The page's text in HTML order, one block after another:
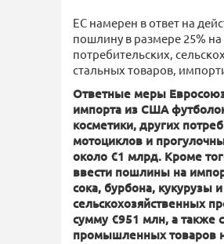
ЕС намерен в ответ на
пошлину в размере 25% на
потребительских,
стальных товаров,
Ответные меры
импорта из США
косметики, других
мотоциклов и
около €1 млрд. Кроме
ввести пошлины на
сока, бурбона, кукурузы
сельскохозяйственных
сумму €951 млн, а также
промышленных товаров